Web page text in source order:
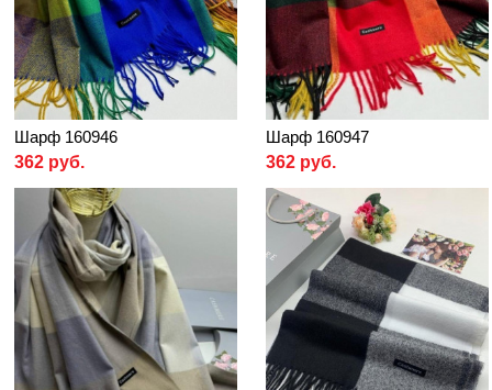
Шарф 160946
362 руб.
Шарф 160947
362 руб.